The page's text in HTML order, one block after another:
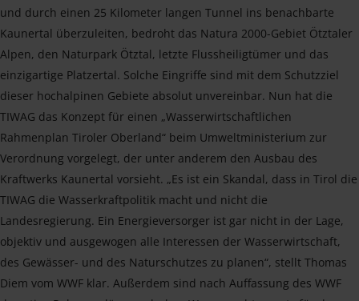
und durch einen 25 Kilometer langen Tunnel ins benachbarte
Kaunertal überzuleiten, bedroht das Natura 2000-Gebiet Ötztaler
Alpen, den Naturpark Ötztal, letzte Flussheiligtümer und das
einzigartige Platzertal. Solche Eingriffe sind mit dem Schutzziel
dieser hochalpinen Gebiete absolut unvereinbar. Nun hat die
TIWAG das Konzept für einen „Wasserwirtschaftlichen
Rahmenplan Tiroler Oberland“ beim Umweltministerium zur
Verordnung vorgelegt, der unter anderem den Ausbau des
Kraftwerks Kaunertal vorsieht. „Es ist ein Skandal, dass in Tirol die
TIWAG die Wasserkraftpolitik macht und nicht die
Landesregierung. Ein Energieversorger ist gar nicht in der Lage,
objektiv und ausgewogen alle Interessen der Wasserwirtschaft,
des Gewässer- und des Naturschutzes zu planen“, stellt Thomas
Diem vom WWF klar. Außerdem sind nach Auffassung des WWF